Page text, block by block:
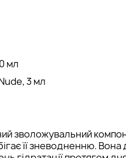
мл
3 мл
зволожувальний
її зневодненню.